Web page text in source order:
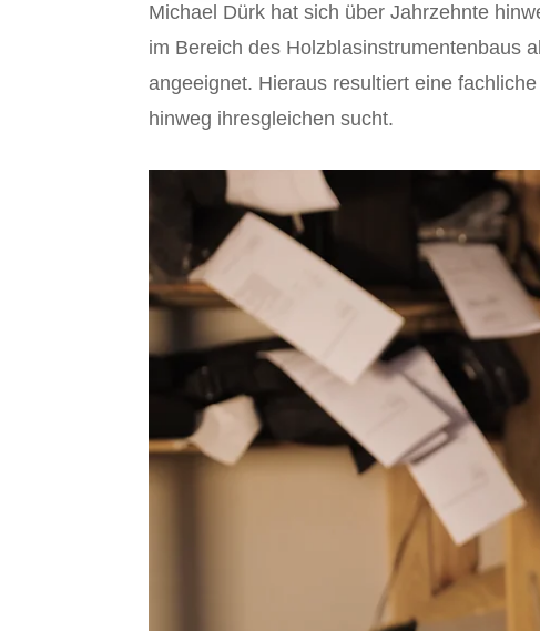
Michael Dürk hat sich über Jahrzehnte
im Bereich des Holzblasinstrumentenbaus
angeeignet. Hieraus resultiert eine
hinweg ihresgleichen sucht.